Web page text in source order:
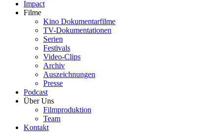
Impact
Filme
Kino Dokumentarfilme
TV-Dokumentationen
Serien
Festivals
Video-Clips
Archiv
Auszeichnungen
Presse
Podcast
Über Uns
Filmproduktion
Team
Kontakt